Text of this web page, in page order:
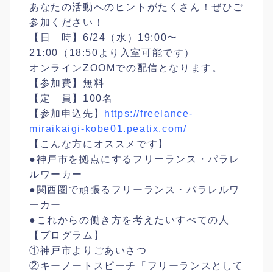
あなたの活動へのヒントがたくさん！ぜひご
参加ください！
【日 時】6/24（水）19:00〜
21:00（18:50より入室可能です）
オンラインZOOMでの配信となります。
【参加費】無料
【定 員】100名
【参加申込先】
https://freelance-
miraikaigi-kobe01.peatix.com/
【こんな方にオススメです】
●神戸市を拠点にするフリーランス・パラレ
ルワーカー
●関西圏で頑張るフリーランス・パラレルワ
ーカー
●これからの働き方を考えたいすべての人
【プログラム】
①神戸市よりごあいさつ
②キーノートスピーチ「フリーランスとして